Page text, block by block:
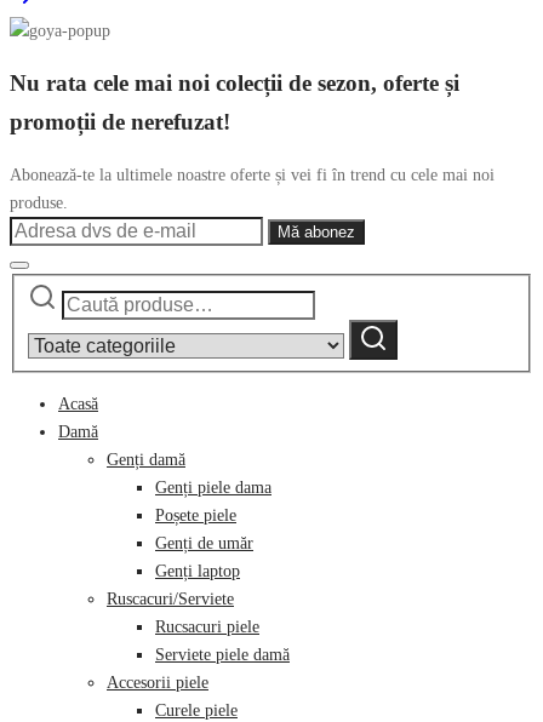
Nu rata cele mai noi colecții de sezon, oferte și
promoții de nerefuzat!
Abonează-te la ultimele noastre oferte și vei fi în trend cu cele mai noi
produse.
Caută
category:
Caută
Acasă
Damă
Genți damă
Genți piele dama
Poșete piele
Genți de umăr
Genți laptop
Ruscacuri/Serviete
Rucsacuri piele
Serviete piele damă
Accesorii piele
Curele piele